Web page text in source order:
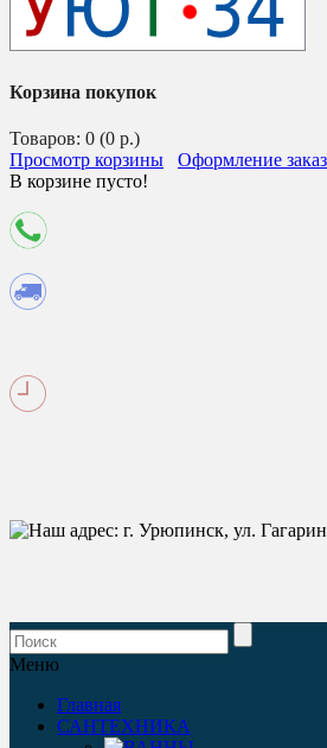
Корзина покупок
Товаров: 0 (0 р.)
Просмотр корзины
Оформление
В корзине пусто!
Меню
Главная
САНТЕХНИКА